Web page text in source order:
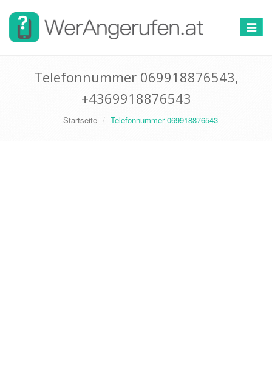
Toggle
Telefonnummer 069918876543,
+4369918876543
Startseite Telefonnummer 069918876543